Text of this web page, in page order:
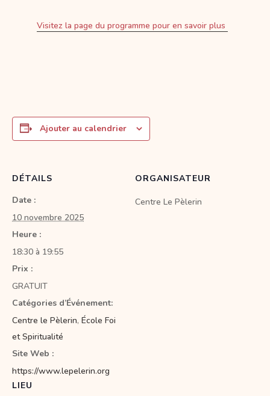
Visitez la page du programme pour en savoir plus
Ajouter au calendrier
DÉTAILS
Date :
10 novembre 2025
Heure :
18:30 à 19:55
Prix :
GRATUIT
Catégories d’Événement:
Centre le Pèlerin, École Foi
et Spiritualité
Site Web :
https://www.lepelerin.org
LIEU
ORGANISATEUR
Centre Le Pèlerin